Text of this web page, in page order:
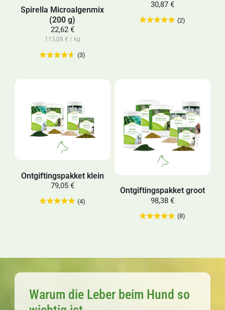
Spirella Microalgenmix
(200 g)
22,62 €
113,08 € / kg
(3)
30,87 €
(2)
Ontgiftingspakket klein
79,05 €
(4)
Ontgiftingspakket groot
98,38 €
(8)
Warum die Leber beim Hund so